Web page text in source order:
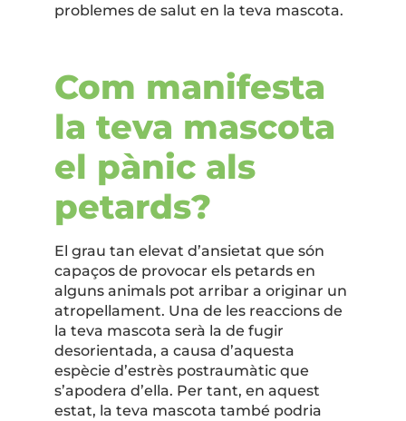
problemes de salut en la teva mascota.
Com manifesta
la teva mascota
el pànic als
petards?
El grau tan elevat d’ansietat que són
capaços de provocar els petards en
alguns animals pot arribar a originar un
atropellament. Una de les reaccions de
la teva mascota serà la de fugir
desorientada, a causa d’aquesta
espècie d’estrès postraumàtic que
s’apodera d’ella. Per tant, en aquest
estat, la teva mascota també podria